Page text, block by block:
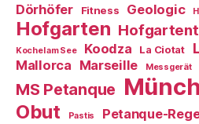
Dörhöfer Fitness Geologic
Hofgarten
Kochel am See Koodza La Ciotat
Mallorca Marseille Messgerät
MS Petanque
Obut Pastis Petanque-